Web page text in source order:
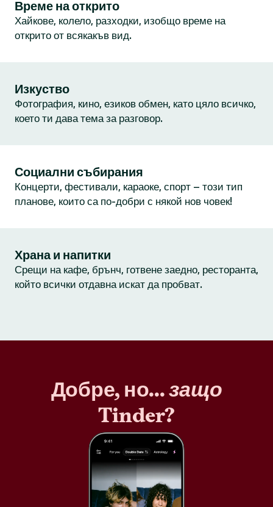
Време на открито
Хайкове, колело, разходки, изобщо време на
открито от всякакъв вид.
Изкуство
Фотография, кино, езиков обмен, като цяло всичко,
което ти дава тема за разговор.
Социални събирания
Концерти, фестивали, караоке, спорт – този тип
планове, които са по-добри с някой нов човек!
Храна и напитки
Срещи на кафе, брънч, готвене заедно, ресторанта,
който всички отдавна искат да пробват.
Добре, но...защо
Tinder?